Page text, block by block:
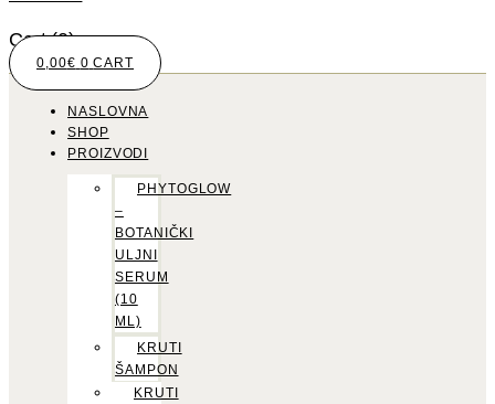
Cart (0)
0,00€ 0 CART
NASLOVNA
SHOP
PROIZVODI
PHYTOGLOW
–
BOTANIČKI
ULJNI
SERUM
(10
ML)
KRUTI
ŠAMPON
KRUTI